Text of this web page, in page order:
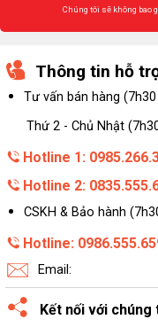
Chúng tôi sẽ không bao
Thông tin hỗ
Tư vấn bán hàng
Thứ 2 - Chủ Nhật
Hotline 1:
Hotline 2:
CSKH & Bảo hành
Hotline:
Email:
Kết nối với chúng